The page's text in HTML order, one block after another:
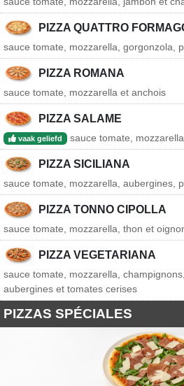
PIZZA QUATTRO
sauce tomate, mozzarella, gorgonzola,
PIZZA ROMANA
sauce tomate, mozzarella et anchois
PIZZA SALAME
vaak geliefd sauce tomate,
PIZZA SICILIANA
sauce tomate, mozzarella, aubergines,
PIZZA TONNO CIPOLLA
sauce tomate, mozzarella, thon et
PIZZA VEGETARIANA
sauce tomate, mozzarella,
aubergines et tomates cerises
PIZZAS SPÉCIALES